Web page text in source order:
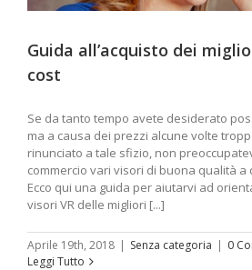
Guida all’acquisto dei
cost
Se da tanto tempo avete desiderato
ma a causa dei prezzi alcune volte
rinunciato a tale sfizio, non
commercio vari visori di buona qualità a
Ecco qui una guida per aiutarvi ad
visori VR delle migliori [...]
Aprile 19th, 2018 | Senza categoria | 0
Leggi Tutto